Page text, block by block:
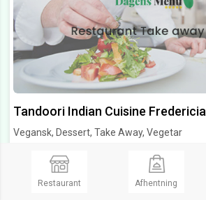
Tandoori Indian Cuisine Fredericia
Vegansk, Dessert, Take Away, Vegetar
Åbent Tirs. fra 16:00 til 21:00
Danmarksgade 31B,
7000 Fredericia
Restaurant Afhentning